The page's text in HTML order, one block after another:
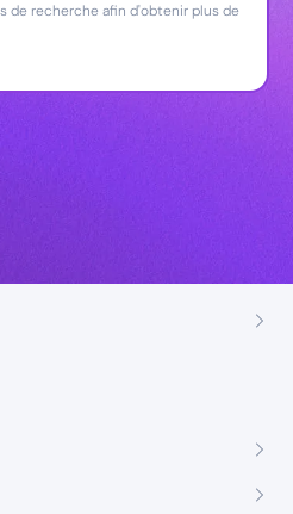
de recherche afin d'obtenir plus de